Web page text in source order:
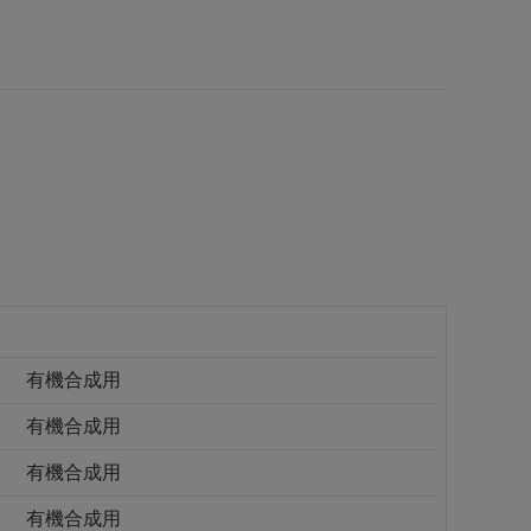
有機合成用
有機合成用
有機合成用
有機合成用